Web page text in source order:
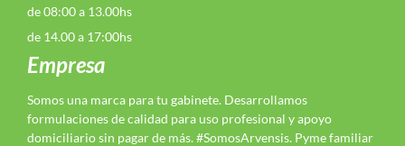
de 08:00 a 13.00hs
de 14.00 a 17:00hs
Empresa
Somos una marca para tu gabinete. Desarrollamos
formulaciones de calidad para uso profesional y apoyo
domiciliario sin pagar de más. #SomosArvensis. Pyme familiar